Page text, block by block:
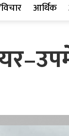
आर्थिक